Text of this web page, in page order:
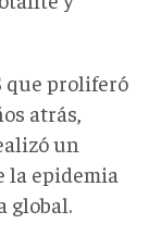
que proliferó
atrás,
un
la epidemia
global.